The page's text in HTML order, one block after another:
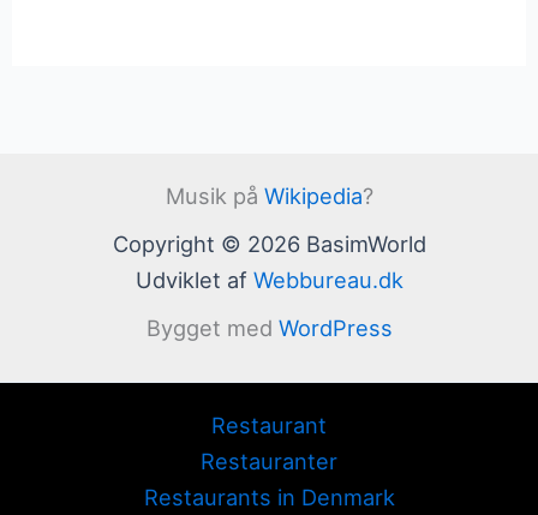
Musik på Wikipedia?
Copyright © 2026 BasimWorld
Udviklet af Webbureau.dk
Bygget med WordPress
Restaurant
Restauranter
Restaurants in Denmark